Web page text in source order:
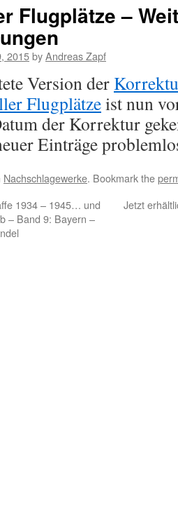
Flugplätze –
2015byAndreas Zapf
Version der
Flugplätzeist nun
der Korrektur
Einträge
Nachschlagewerke. Bookmark the
1934 – 1945… und
– Band 9: Bayern –
Jetzt